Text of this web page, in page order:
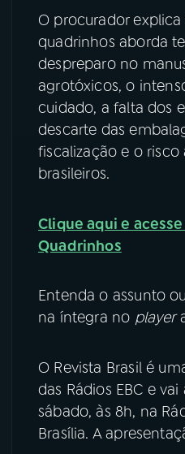
O procurador
quadrinhos aborda
despreparo no
agrotóxicos, o
cuidado, a falta dos
descarte das
fiscalização e o risco
brasileiros.
Clique aqui e acesse
Quadrinhos
Entenda o assunto
na íntegra no player
O Revista Brasil é
das Rádios EBC e
sábado, às 8h, na
Brasília. A